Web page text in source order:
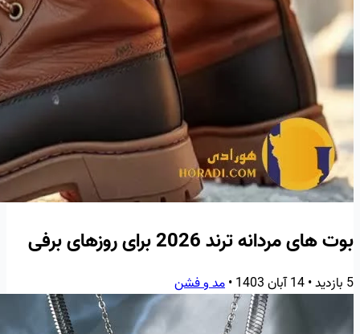
بوت های مردانه ترند 2026 برای روزهای برفی
5 بازدید •14 آبان 1403 •مد و فشن